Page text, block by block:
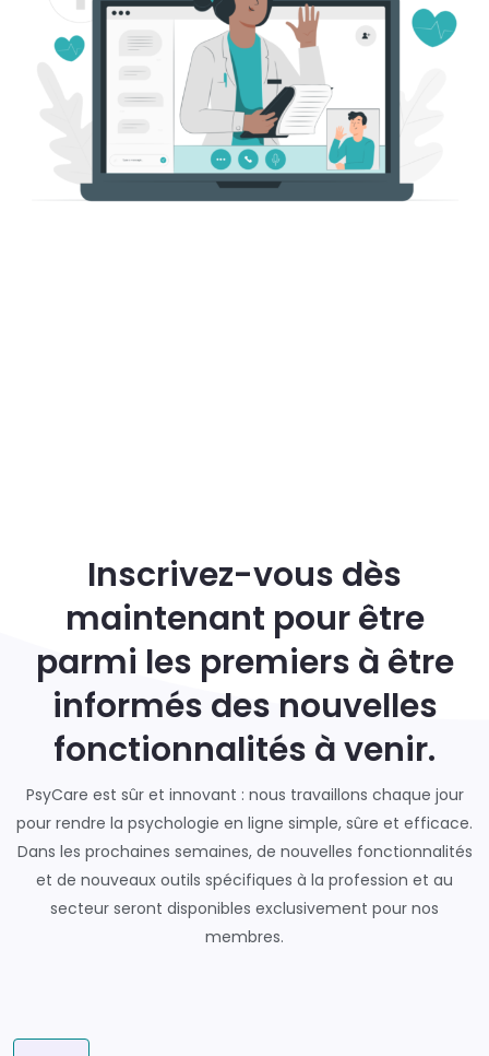
Inscrivez-vous dès
maintenant pour être
parmi les premiers à être
informés des nouvelles
fonctionnalités à venir.
PsyCare est sûr et innovant : nous travaillons chaque jour
pour rendre la psychologie en ligne simple, sûre et efficace.
Dans les prochaines semaines, de nouvelles fonctionnalités
et de nouveaux outils spécifiques à la profession et au
secteur seront disponibles exclusivement pour nos
membres.